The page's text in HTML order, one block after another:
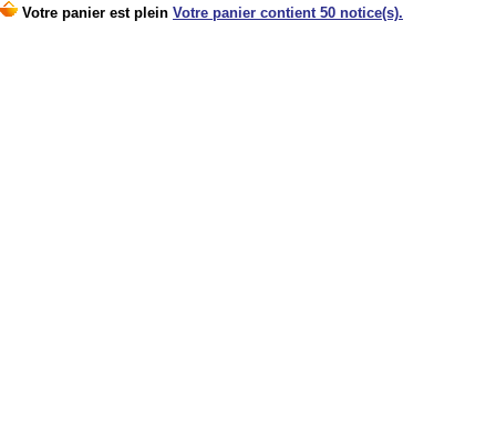
Votre panier est plein Votre panier contient 50 notice(s).